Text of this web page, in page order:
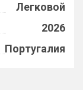
Легковой
2026
Португалия